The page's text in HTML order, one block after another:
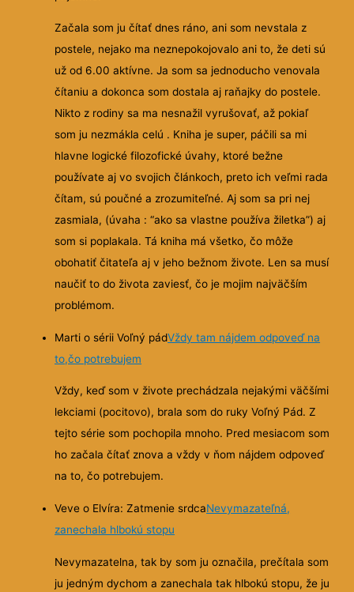
Začala som ju čítať dnes ráno, ani som nevstala z
postele, nejako ma neznepokojovalo ani to, že deti sú
už od 6.00 aktívne. Ja som sa jednoducho venovala
čítaniu a dokonca som dostala aj raňajky do postele.
Nikto z rodiny sa ma nesnažil vyrušovať, až pokiaľ
som ju nezmákla celú . Kniha je super, páčili sa mi
hlavne logické filozofické úvahy, ktoré bežne
používate aj vo svojich článkoch, preto ich veľmi rada
čítam, sú poučné a zrozumiteľné. Aj som sa pri nej
zasmiala, (úvaha : “ako sa vlastne používa žiletka”) aj
som si poplakala. Tá kniha má všetko, čo môže
obohatiť čitateľa aj v jeho bežnom živote. Len sa musí
naučiť to do života zaviesť, čo je mojim najväčším
problémom.
Marti o sérii Voľný pádVždy tam nájdem odpoveď na
to,čo potrebujem
Vždy, keď som v živote prechádzala nejakými väčšími
lekciami (pocitovo), brala som do ruky Voľný Pád. Z
tejto série som pochopila mnoho. Pred mesiacom som
ho začala čítať znova a vždy v ňom nájdem odpoveď
na to, čo potrebujem.
Veve o Elvíra: Zatmenie srdcaNevymazateľná,
zanechala hlbokú stopu
Nevymazatelna, tak by som ju označila, prečítala som
ju jedným dychom a zanechala tak hlbokú stopu, že ju